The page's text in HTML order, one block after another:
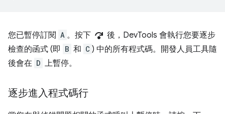
您已暫停訂閱 A 。按下 step_over 後，DevTools 會執行您要逐步
檢查的函式 (即 B 和 C ) 中的所有程式碼。開發人員工具隨
後會在 D 上暫停。
逐步進入程式碼行